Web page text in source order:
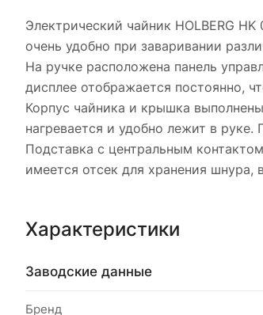
Электрический чайник HOLBERG
очень удобно при заваривании
На ручке расположена панель
дисплее отображается постоянно,
Корпус чайника и крышка
нагревается и удобно лежит в
Подставка с центральным
имеется отсек для хранения
Характеристики
Заводские данные
Бренд